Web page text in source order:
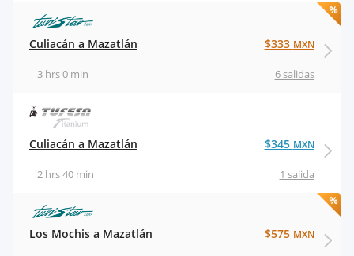
Culiacán a Mazatlán
6 salidas
3 hrs 0 min
$333 MXN
Culiacán a Mazatlán
1 salida
2 hrs 40 min
$345 MXN
Los Mochis a Mazatlán $575 MXN